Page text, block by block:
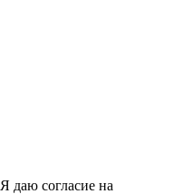
Я даю согласие на